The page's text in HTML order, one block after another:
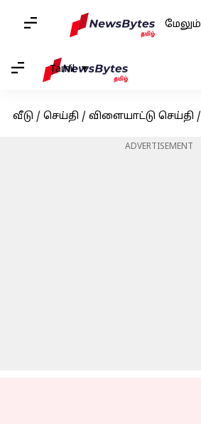
மேலும்
Tamil
வீடு / செய்தி / விளையாட்டு செய்தி /
ADVERTISEMENT